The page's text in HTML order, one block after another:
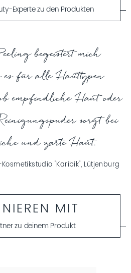
ERFAHREN
Experte zu den Produkten
begeistert mich
es für alle Hauttypen
empfindliche Haut oder
sorgt bei
und zarte Haut.
"Karibik", Lütjenburg
MIT
zu deinem Produkt